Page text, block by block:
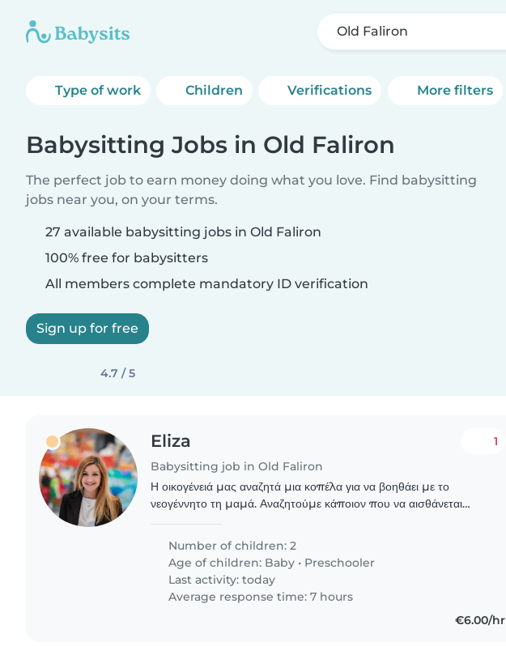
Old Faliron
Type of work Children Verifications More filters
Babysitting Jobs in Old Faliron
The perfect job to earn money doing what you love. Find babysitting
jobs near you, on your terms.
27 available babysitting jobs in Old Faliron
100% free for babysitters
All members complete mandatory ID verification
Sign up for free
4.7 / 5
Eliza
Babysitting job in Old Faliron
1
Η οικογένειά μας αναζητά μια κοπέλα για να βοηθάει με το
νεογέννητο τη μαμά. Αναζητούμε κάποιον που να αισθάνεται
διστάσετε..
Number of children: 2
Age of children: Baby • Preschooler
Last activity: today
Average response time: 7 hours
€6.00/hr